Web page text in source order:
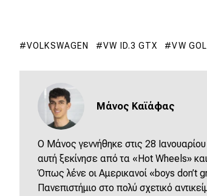
DRIVE USED
VOLKSWAGEN VW ID.3 GTX VW
Μάνος Καϊάφας
Ο Μάνος γεννήθηκε στις 28
αυτή ξεκίνησε από τα «Hot Wheels»
Όπως λένε οι Αμερικανοί «boys don’t
Πανεπιστήμιο στο πολύ σχετικό